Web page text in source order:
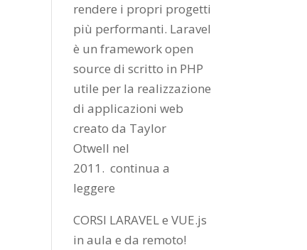
rendere i propri progetti
più performanti. Laravel
è un framework open
source di scritto in PHP
utile per la realizzazione
di applicazioni web
creato da Taylor
Otwell nel
2011.continua a
leggere
CORSI LARAVEL e VUE.js
in aula e da remoto!